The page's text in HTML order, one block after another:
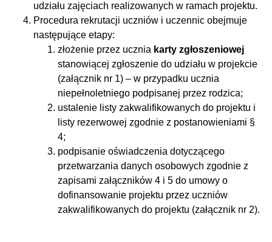
udziału zajęciach realizowanych w ramach projektu.
Procedura rekrutacji uczniów i uczennic obejmuje
następujące etapy:
złożenie przez ucznia karty zgłoszeniowej
stanowiącej zgłoszenie do udziału w projekcie
(załącznik nr 1) – w przypadku ucznia
niepełnoletniego podpisanej przez rodzica;
ustalenie listy zakwalifikowanych do projektu i
listy rezerwowej zgodnie z postanowieniami §
4;
podpisanie oświadczenia dotyczącego
przetwarzania danych osobowych zgodnie z
zapisami załączników 4 i 5 do umowy o
dofinansowanie projektu przez uczniów
zakwalifikowanych do projektu (załącznik nr 2).